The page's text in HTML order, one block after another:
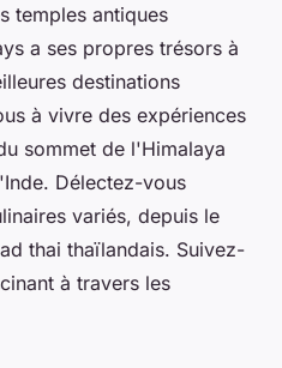
temples antiques
a ses propres trésors à
destinations
à vivre des expériences
sommet de l'Himalaya
Délectez-vous
variés, depuis le
thai thaïlandais. Suivez-
à travers les